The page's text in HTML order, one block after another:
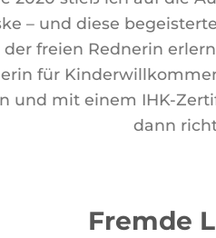
– und diese
der freien Rednerin
für
und mit einem IHK-
dann
Fremde